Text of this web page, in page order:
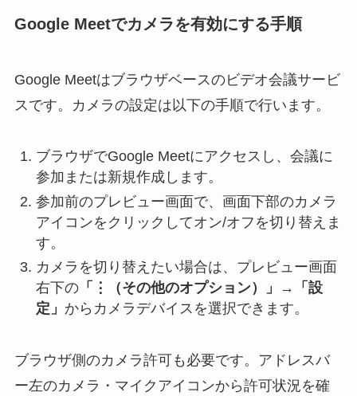
Google Meetでカメラを有効にする手順
Google Meetはブラウザベースのビデオ会議サービ
スです。カメラの設定は以下の手順で行います。
ブラウザでGoogle Meetにアクセスし、会議に
参加または新規作成します。
参加前のプレビュー画面で、画面下部のカメラ
アイコンをクリックしてオン/オフを切り替えま
す。
カメラを切り替えたい場合は、プレビュー画面
右下の「⋮（その他のオプション）」→「設
定」 からカメラデバイスを選択できます。
ブラウザ側のカメラ許可も必要です。アドレスバ
ー左のカメラ・マイクアイコンから許可状況を確